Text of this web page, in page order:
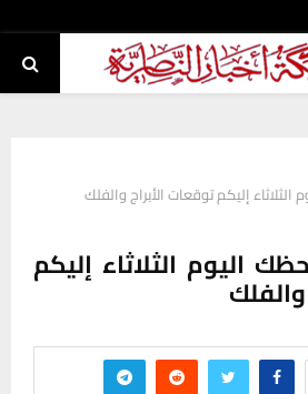
إليكم توقعات الأبراج والفلك
اليوم الثلاثاء إليكم